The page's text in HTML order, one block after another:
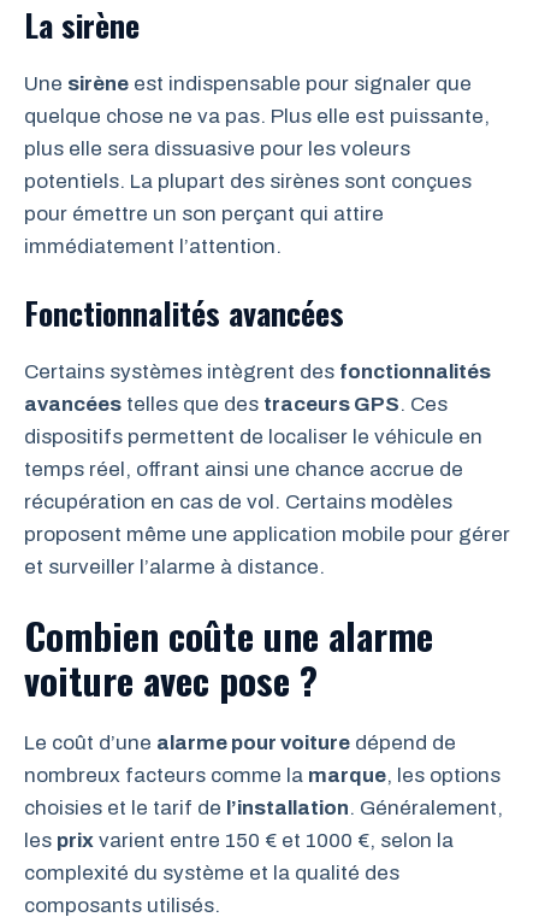
La sirène
Une sirène est indispensable pour signaler que
quelque chose ne va pas. Plus elle est puissante,
plus elle sera dissuasive pour les voleurs
potentiels. La plupart des sirènes sont conçues
pour émettre un son perçant qui attire
immédiatement l’attention.
Fonctionnalités avancées
Certains systèmes intègrent des fonctionnalités
avancées telles que des traceurs GPS. Ces
dispositifs permettent de localiser le véhicule en
temps réel, offrant ainsi une chance accrue de
récupération en cas de vol. Certains modèles
proposent même une application mobile pour gérer
et surveiller l’alarme à distance.
Combien coûte une alarme
voiture avec pose ?
Le coût d’une alarme pour voiture dépend de
nombreux facteurs comme la marque, les options
choisies et le tarif de l’installation. Généralement,
les prix varient entre 150 € et 1000 €, selon la
complexité du système et la qualité des
composants utilisés.